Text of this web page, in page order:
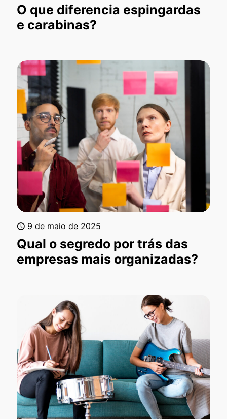
O que diferencia espingardas
e carabinas?
9 de maio de 2025
Qual o segredo por trás das
empresas mais organizadas?